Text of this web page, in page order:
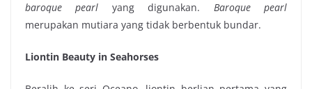
baroque pearl yang digunakan. Baroque pearl
merupakan mutiara yang tidak berbentuk bundar.
Liontin Beauty in Seahorses